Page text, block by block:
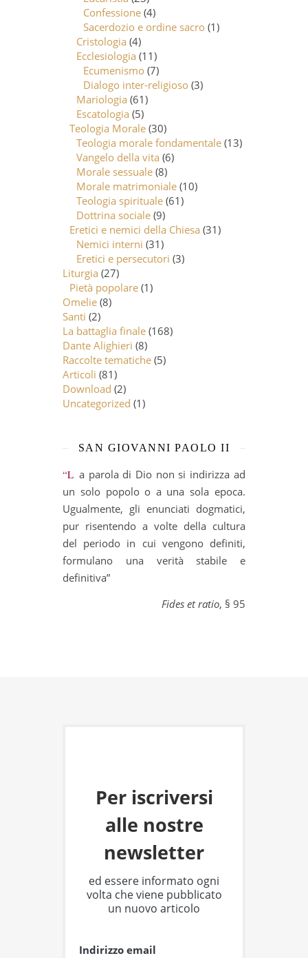
Confessione (4)
Sacerdozio e ordine sacro (1)
Cristologia (4)
Ecclesiologia (11)
Ecumenismo (7)
Dialogo inter-religioso (3)
Mariologia (61)
Escatologia (5)
Teologia Morale (30)
Teologia morale fondamentale (13)
Vangelo della vita (6)
Morale sessuale (8)
Morale matrimoniale (10)
Teologia spirituale (61)
Dottrina sociale (9)
Eretici e nemici della Chiesa (31)
Nemici interni (31)
Eretici e persecutori (3)
Liturgia (27)
Pietà popolare (1)
Omelie (8)
Santi (2)
La battaglia finale (168)
Dante Alighieri (8)
Raccolte tematiche (5)
Articoli (81)
Download (2)
Uncategorized (1)
SAN GIOVANNI PAOLO II
“La parola di Dio non si indirizza ad
un solo popolo o a una sola epoca.
Ugualmente, gli enunciati dogmatici,
pur risentendo a volte della cultura
del periodo in cui vengono definiti,
formulano una verità stabile e
definitiva”
Fides et ratio, § 95
Per iscriversi
alle nostre
newsletter
ed essere informato ogni
volta che viene pubblicato
un nuovo articolo
Indirizzo email